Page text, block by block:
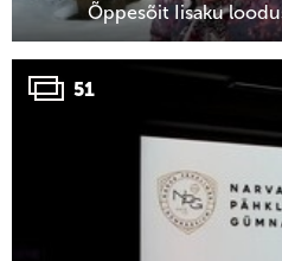
Õppesõit Iisaku
51